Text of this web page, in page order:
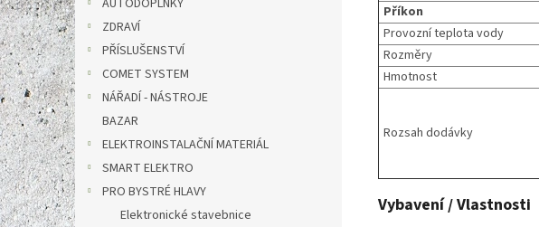
AUTODOPLŇKY
ZDRAVÍ
PŘÍSLUŠENSTVÍ
COMET SYSTEM
NÁŘADÍ - NÁSTROJE
BAZAR
ELEKTROINSTALAČNÍ MATERIÁL
SMART ELEKTRO
PRO BYSTRÉ HLAVY
Elektronické stavebnice
Příkon
Provozní teplota vody
Rozměry
Hmotnost
Rozsah dodávky
Vybavení / Vlastnosti